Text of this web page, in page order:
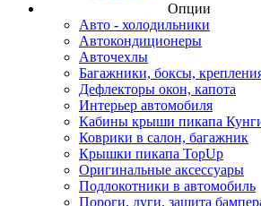
Опции
Авто - холодильники
Автокондиционеры
Авточехлы
Багажники, боксы,
Дефлекторы окон, капота
Интерьер автомобиля
Кабины крыши пикапа
Коврики в салон, багажник
Крышки пикапа TopUp
Оригинальные аксессуары
Подлокотники в автомобиль
Пороги, дуги, защита